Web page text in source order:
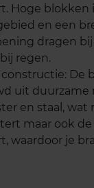
Hoge blokken
en een
dragen bij
regen.
De
uit duurzame
en staal, wat
maar ook
waardoor je